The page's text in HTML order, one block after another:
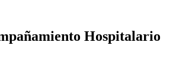
Hospitalario